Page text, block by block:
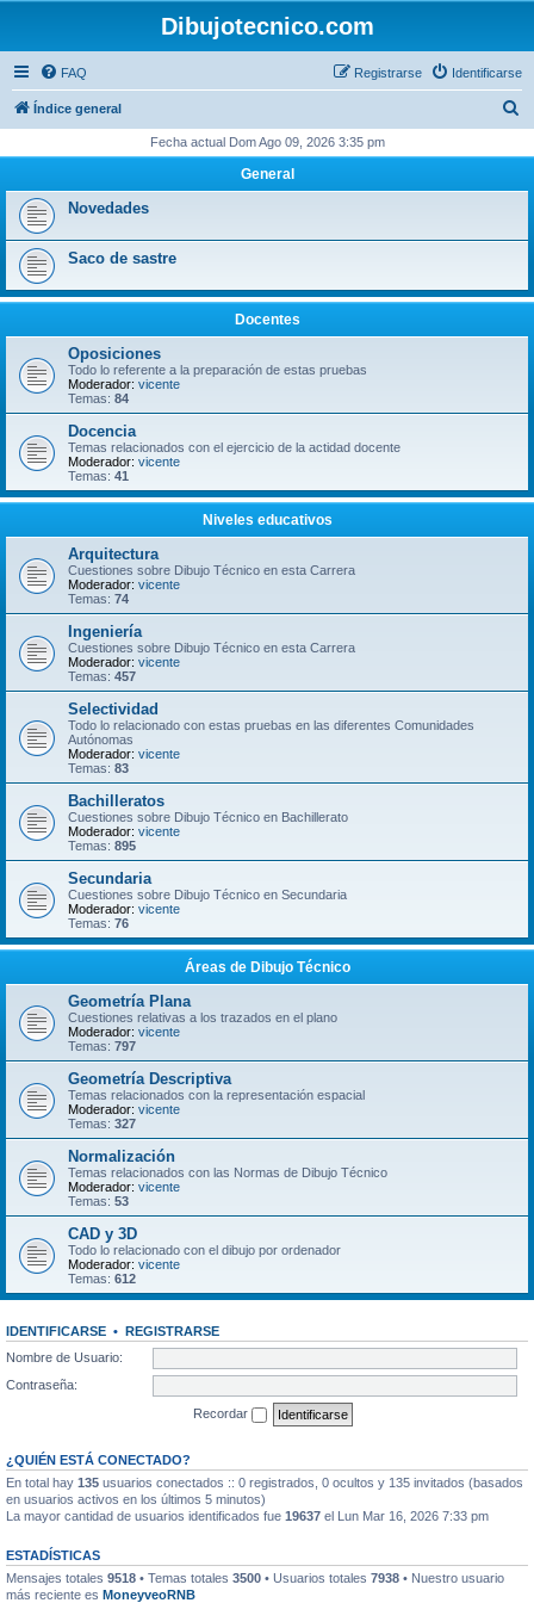
Dibujotecnico.com
FAQ Identificarse
Registrarse
Índice general
c
Fecha actual Dom Ago 09, 2026 3:35 pm
General
Novedades
Saco de sastre
Docentes
Oposiciones
Todo lo referente a la preparación de estas pruebas
Moderador: vicente
Temas: 84
Docencia
Temas relacionados con el ejercicio de la actidad docente
Moderador: vicente
Temas: 41
Niveles educativos
Arquitectura
Cuestiones sobre Dibujo Técnico en esta Carrera
Moderador: vicente
Temas: 74
Ingeniería
Cuestiones sobre Dibujo Técnico en esta Carrera
Moderador: vicente
Temas: 457
Selectividad
Todo lo relacionado con estas pruebas en las diferentes Comunidades
Autónomas
Moderador: vicente
Temas: 83
Bachilleratos
Cuestiones sobre Dibujo Técnico en Bachillerato
Moderador: vicente
Temas: 895
Secundaria
Cuestiones sobre Dibujo Técnico en Secundaria
Moderador: vicente
Temas: 76
Áreas de Dibujo Técnico
Geometría Plana
Cuestiones relativas a los trazados en el plano
Moderador: vicente
Temas: 797
Geometría Descriptiva
Temas relacionados con la representación espacial
Moderador: vicente
Temas: 327
Normalización
Temas relacionados con las Normas de Dibujo Técnico
Moderador: vicente
Temas: 53
CAD y 3D
Todo lo relacionado con el dibujo por ordenador
Moderador: vicente
Temas: 612
IDENTIFICARSE • REGISTRARSE
Nombre de Usuario:
Contraseña:
Recordar
¿QUIÉN ESTÁ CONECTADO?
En total hay 135 usuarios conectados :: 0 registrados, 0 ocultos y 135 invitados (basados
en usuarios activos en los últimos 5 minutos)
La mayor cantidad de usuarios identificados fue 19637 el Lun Mar 16, 2026 7:33 pm
ESTADÍSTICAS
Mensajes totales 9518 • Temas totales 3500 • Usuarios totales 7938 • Nuestro usuario
más reciente es MoneyveoRNB